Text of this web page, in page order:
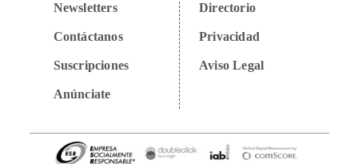
Newsletters
Contáctanos
Suscripciones
Anúnciate
Directorio
Privacidad
Aviso Legal